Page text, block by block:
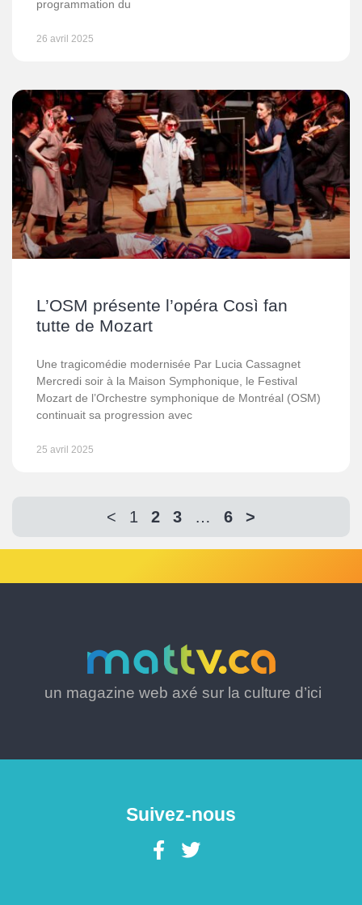
programmation du
26 avril 2025
L’OSM présente l’opéra Così fan
tutte de Mozart
Une tragicomédie modernisée Par Lucia Cassagnet
Mercredi soir à la Maison Symphonique, le Festival
Mozart de l’Orchestre symphonique de Montréal (OSM)
continuait sa progression avec
25 avril 2025
< 1 2 3 … 6 >
un magazine web axé sur la culture d’ici
Suivez-nous